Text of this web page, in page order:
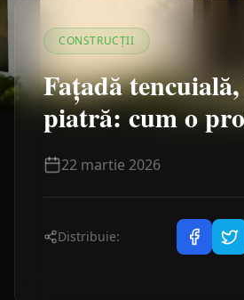
CONSTRUCȚII
Fațadă
piatră: cum o
22 martie 2026
Distribuie: